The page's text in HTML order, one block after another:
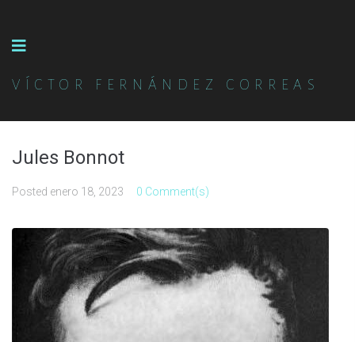
VÍCTOR FERNÁNDEZ CORREAS
Jules Bonnot
Posted enero 18, 2023 0 Comment(s)